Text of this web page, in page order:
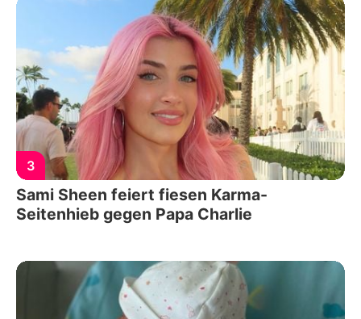
3
Sami Sheen feiert fiesen Karma-
Seitenhieb gegen Papa Charlie